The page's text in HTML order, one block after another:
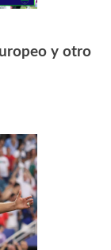
y otro